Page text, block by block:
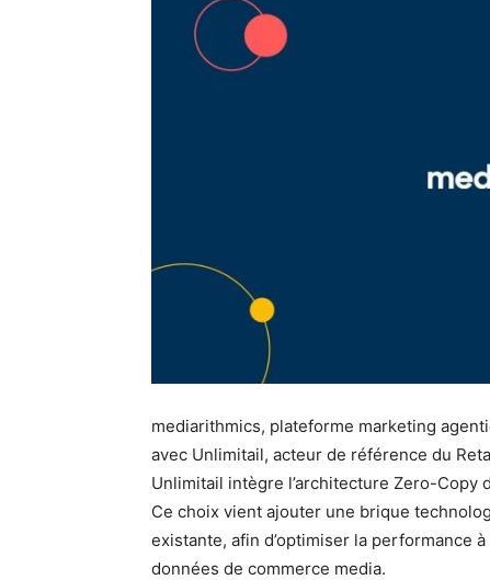
mediarithmics, plateforme marketing
avec Unlimitail, acteur de référence du
Unlimitail intègre l’architecture Zero-Copy
Ce choix vient ajouter une brique
existante, afin d’optimiser la performance
données de commerce media.